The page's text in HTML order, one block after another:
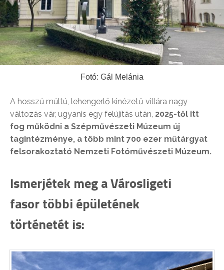
Fotó: Gál Melánia
A hosszú múltú, lehengerlő kinézetű villára nagy
változás vár, ugyanis egy felújítás után, 2025-től itt
fog működni a Szépművészeti Múzeum új
tagintézménye, a több mint 700 ezer műtárgyat
felsorakoztató Nemzeti Fotóművészeti Múzeum.
Ismerjétek meg a Városligeti
fasor többi épületének
történetét is: